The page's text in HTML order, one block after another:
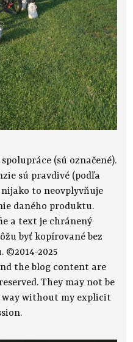
(sú označené).
sú pravdivé (podľa
to neovplyvňuje
daného produktu.
a text je chránený
byť kopírované bez
©2014-2025
the blog content are
They may not be
way without my explicit